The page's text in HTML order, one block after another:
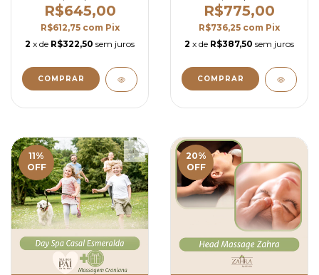
R$645,00
R$612,75 com Pix
2 x de R$322,50 sem juros
R$775,00
R$736,25 com Pix
2 x de R$387,50 sem juros
11%
OFF
20%
OFF